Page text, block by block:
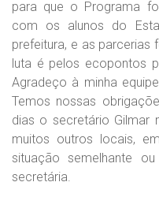
para que o Programa
com os alunos do
prefeitura, e as parcerias
luta é pelos ecopontos
Agradeço à minha
Temos nossas
dias o secretário Gilmar
muitos outros locais,
situação semelhante
secretária.